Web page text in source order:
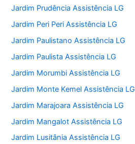
Jardim Prudência Assistência LG
Jardim Peri Peri Assistência LG
Jardim Paulistano Assistência LG
Jardim Paulista Assistência LG
Jardim Morumbi Assistência LG
Jardim Monte Kemel Assistência LG
Jardim Marajoara Assistência LG
Jardim Mangalot Assistência LG
Jardim Lusitânia Assistência LG